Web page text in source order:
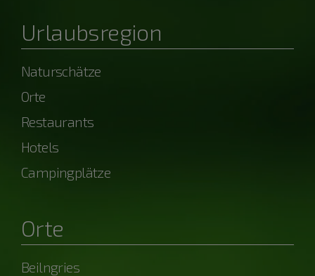
Urlaubsregion
Naturschätze
Orte
Restaurants
Hotels
Campingplätze
Orte
Beilngries